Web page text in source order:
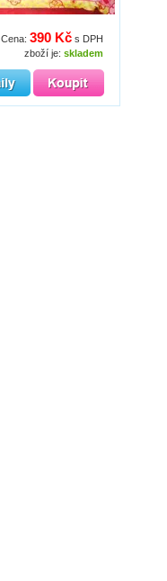
Cena: 390 Kč s DPH
zboží je: skladem